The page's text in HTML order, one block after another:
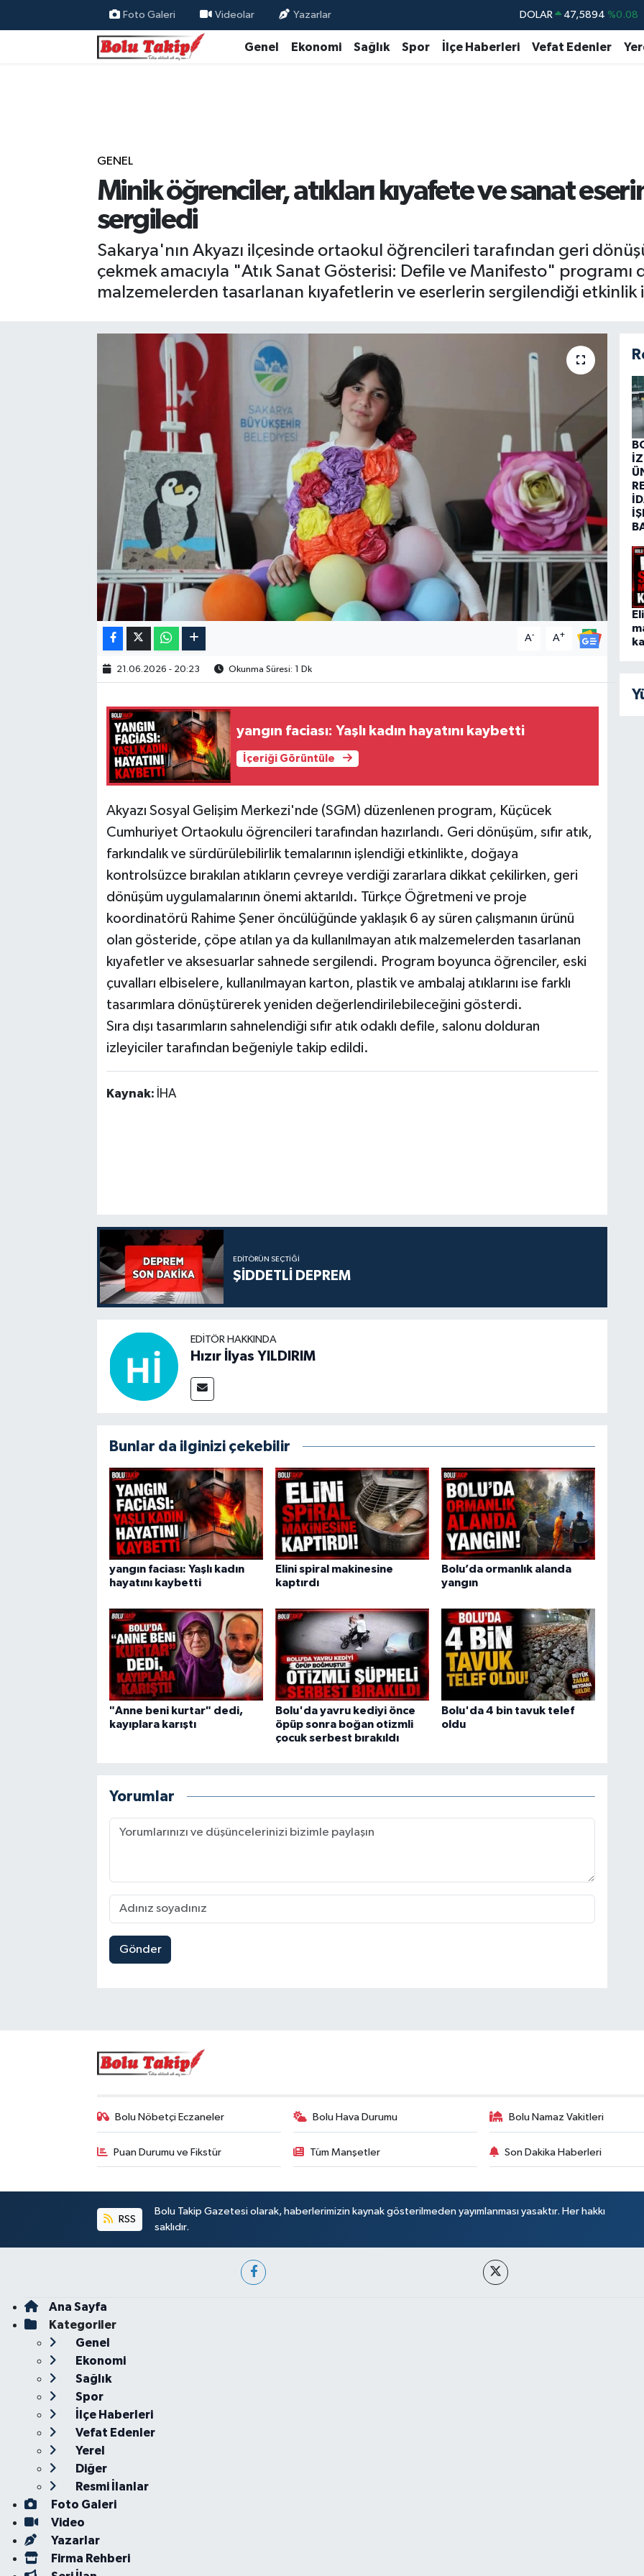
Foto Galeri Videolar Yazarlar DOLAR 47,5894 %0.08
EURO 55,0398 %-0.02
Genel Ekonomi Sağlık Spor İlçe Haberleri Vefat Edenler
GENEL
Minik öğrenciler, atıkları kıyafete ve sanat
sergiledi
Sakarya'nın Akyazı ilçesinde ortaokul öğrencileri tarafından geri
çekmek amacıyla "Atık Sanat Gösterisi: Defile ve Manifesto" programı
malzemelerden tasarlanan kıyafetlerin ve eserlerin sergilendiği
A- A+
21.06.2026 - 20:23 Okunma Süresi: 1 Dk
yangın faciası: Yaşlı kadın hayatını kaybetti
İçeriği Görüntüle
Akyazı Sosyal Gelişim Merkezi'nde (SGM) düzenlenen program, Küçücek
Cumhuriyet Ortaokulu öğrencileri tarafından hazırlandı. Geri dönüşüm, sıfır atık,
farkındalık ve sürdürülebilirlik temalarının işlendiği etkinlikte, doğaya
kontrolsüzce bırakılan atıkların çevreye verdiği zararlara dikkat çekilirken, geri
dönüşüm uygulamalarının önemi aktarıldı. Türkçe Öğretmeni ve proje
koordinatörü Rahime Şener öncülüğünde yaklaşık 6 ay süren çalışmanın ürünü
olan gösteride, çöpe atılan ya da kullanılmayan atık malzemelerden tasarlanan
kıyafetler ve aksesuarlar sahnede sergilendi. Program boyunca öğrenciler, eski
çuvalları elbiselere, kullanılmayan karton, plastik ve ambalaj atıklarını ise farklı
tasarımlara dönüştürerek yeniden değerlendirilebileceğini gösterdi.
Sıra dışı tasarımların sahnelendiği sıfır atık odaklı defile, salonu dolduran
izleyiciler tarafından beğeniyle takip edildi.
Kaynak: İHA
EDITÖRÜN SEÇTIĞI
ŞİDDETLİ DEPREM
EDITÖR HAKKINDA
Hızır İlyas YILDIRIM
Bunlar da ilginizi çekebilir
yangın faciası: Yaşlı kadın
hayatını kaybetti
Elini spiral makinesine
kaptırdı
Bolu’da ormanlık alanda
yangın
"Anne beni kurtar" dedi,
kayıplara karıştı
Bolu'da yavru kediyi önce
öpüp sonra boğan otizmli
çocuk serbest bırakıldı
Bolu'da 4 bin tavuk telef
oldu
Yorumlar
Gönder
Bolu Nöbetçi Eczaneler Bolu Hava Durumu Bolu Namaz Vakitleri
Puan Durumu ve Fikstür Tüm Manşetler Son Dakika Haberleri
RSS
Bolu Takip Gazetesi olarak, haberlerimizin kaynak gösterilmeden yayımlanması yasaktır. Her hakkı
saklıdır.
Ana Sayfa
Kategoriler
Genel
Ekonomi
Sağlık
Spor
İlçe Haberleri
Vefat Edenler
Yerel
Diğer
Resmi İlanlar
Foto Galeri
Video
Yazarlar
Firma Rehberi